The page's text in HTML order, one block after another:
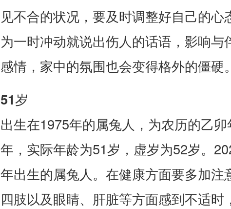
见不合的状况，要及时调整好自己的心
为一时冲动就说出伤人的话语，影响与
感情，家中的氛围也会变得格外的僵硬。
51岁
出生在1975年的属兔人，为农历的乙
年，实际年龄为51岁，虚岁为52岁。
年出生的属兔人。在健康方面要多加注
四肢以及眼睛、肝脏等方面感到不适时